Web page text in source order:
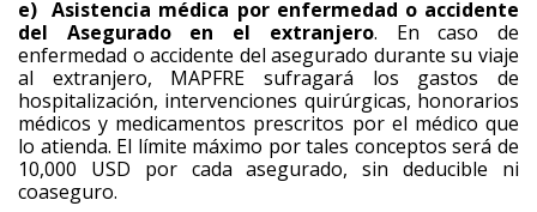
e) Asistencia médica por enfermedad o accidente
del Asegurado en el extranjero. En caso de
enfermedad o accidente del asegurado durante su viaje
al extranjero, MAPFRE sufragará los gastos de
hospitalización, intervenciones quirúrgicas, honorarios
médicos y medicamentos prescritos por el médico que
lo atienda. El límite máximo por tales conceptos será de
10,000 USD por cada asegurado, sin deducible ni
coaseguro.